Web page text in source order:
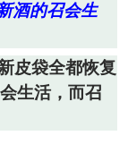
酒的召会生
皮袋全都恢复
生活，而召